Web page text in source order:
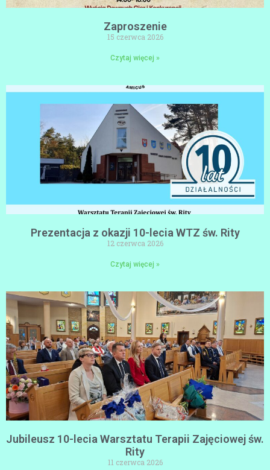
Zaproszenie
15 czerwca 2026
Czytaj więcej »
Prezentacja z okazji 10-lecia WTZ św. Rity
12 czerwca 2026
Czytaj więcej »
Jubileusz 10-lecia Warsztatu Terapii Zajęciowej św.
Rity
11 czerwca 2026